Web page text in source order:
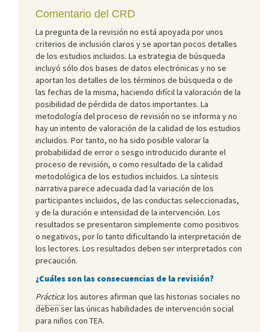
Comentario del CRD
La pregunta de la revisión no está apoyada por unos
criterios de inclusión claros y se aportan pocos detalles
de los estudios incluidos. La estrategia de búsqueda
incluyó sólo dos bases de datos electrónicas y no se
aportan los detalles de los términos de búsqueda o de
las fechas de la misma, haciendo difícil la valoración de la
posibilidad de pérdida de datos importantes. La
metodología del proceso de revisión no se informa y no
hay un intento de valoración de la calidad de los estudios
incluidos. Por tanto, no ha sido posible valorar la
probabilidad de error o sesgo introducido durante el
proceso de revisión, o como resultado de la calidad
metodológica de los estudios incluidos. La síntesis
narrativa parece adecuada dad la variación de los
participantes incluidos, de las conductas seleccionadas,
y de la duración e intensidad de la intervención. Los
resultados se presentaron simplemente como positivos
o negativos, por lo tanto dificultando la interpretación de
los lectores. Los resultados deben ser interpretados con
precaución.
¿Cuáles son las consecuencias de la revisión?
Práctica: los autores afirman que las historias sociales no
deben ser las únicas habilidades de intervención social
para niños con TEA.